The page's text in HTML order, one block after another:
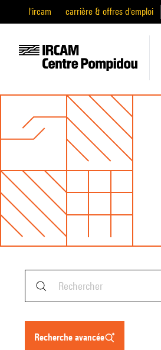
l'ircam carrière & offres d'emploi
recherche avancée